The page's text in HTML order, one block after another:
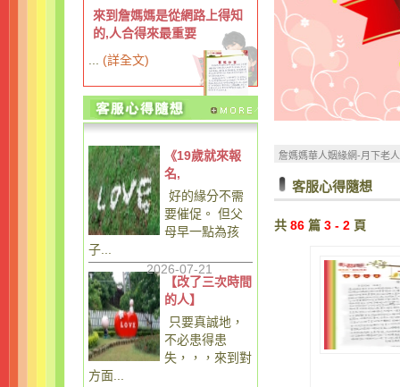
來到詹媽媽是從網路上得知
的,人合得來最重要
(詳全文)
《19歲就來報
名,
好的緣分不需
要催促。 但父
母早一點為孩
子...
2026-07-21
【改了三次時間
的人】
只要真誠地，
不必患得患
失，，，來到對
方面...
詹媽媽華人姻緣網-月下老
客服心得隨想
共 86 篇 3 - 2 頁